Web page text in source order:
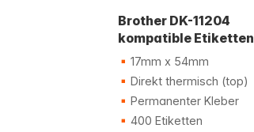
Brother DK-11204
kompatible Etiketten
17mm x 54mm
Direkt thermisch (top)
Permanenter Kleber
400 Etiketten